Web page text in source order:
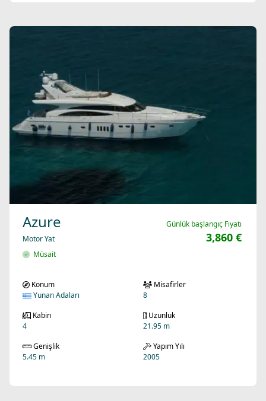
Azure
Motor Yat
Müsait
Günlük başlangıç Fiyatı
3,860 €
Konum
Yunan Adaları
Misafirler
8
Kabin
4
Uzunluk
21.95 m
Genişlik
5.45 m
Yapım Yılı
2005